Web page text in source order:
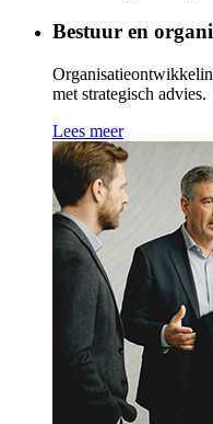
Bestuur en
met strategisch advies.
Lees meer